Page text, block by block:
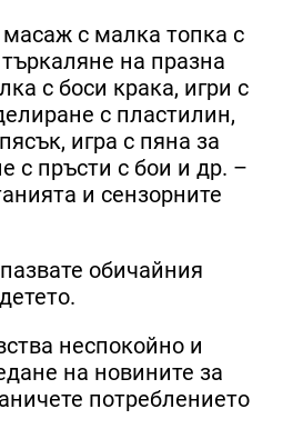
с малка топка с
на празна
с боси крака, игри с
с пластилин,
игра с пяна за
с пръсти с бои и др. –
и сензорните
обичайния
неспокойно и
на новините за
потреблението